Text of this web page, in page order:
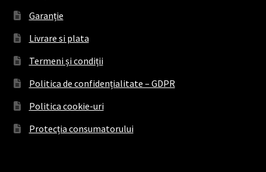
Garanție
Livrare si plata
Termeni și condiții
Politica de confidențialitate – GDPR
Politica cookie-uri
Protecția consumatorului